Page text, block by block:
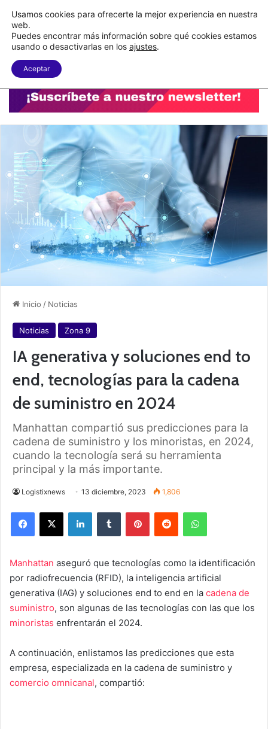
C&A México completa la implementación de su WMS en la nube
Menu
Inicio / Noticias
Noticias Zona 9
IA generativa y soluciones end to
end, tecnologías para la cadena
de suministro en 2024
Manhattan compartió sus predicciones para la
cadena de suministro y los minoristas, en 2024,
cuando la tecnología será su herramienta
principal y la más importante.
Logistixnews 13 diciembre, 2023 1,806
Manhattan aseguró que tecnologías como la identificación
por radiofrecuencia (RFID), la inteligencia artificial
generativa (IAG) y soluciones end to end en la cadena de
suministro, son algunas de las tecnologías con las que los
minoristas enfrentarán el 2024.
A continuación, enlistamos las predicciones que esta
empresa, especializada en la cadena de suministro y
comercio omnicanal, compartió:
Usamos cookies para ofrecerte la mejor experiencia en nuestra
web.
Puedes encontrar más información sobre qué cookies estamos
usando o desactivarlas en los ajustes.
Aceptar